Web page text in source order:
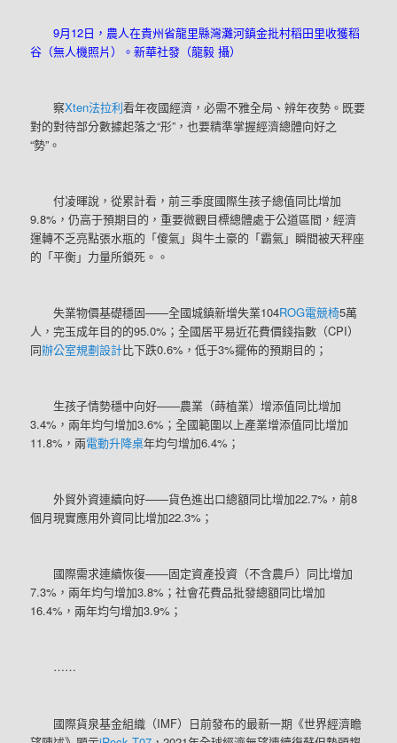
9月12日，農人在貴州省龍里縣灣灘河鎮金批村稻田里收獲稻
谷（無人機照片）。新華社發（龍毅 攝）
察Xten法拉利看年夜國經濟，必需不雅全局、辨年夜勢。既要
對的對待部分數據起落之“形”，也要精準掌握經濟總體向好之
“勢”。
付凌暉說，從累計看，前三季度國際生孩子總值同比增加
9.8%，仍高于預期目的，重要微觀目標總體處于公道區間，經濟
運轉不乏亮點張水瓶的「傻氣」與牛土豪的「霸氣」瞬間被天秤座
的「平衡」力量所鎖死。。
失業物價基礎穩固——全國城鎮新增失業104ROG電競椅5萬
人，完玉成年目的的95.0%；全國居平易近花費價錢指數（CPI）
同辦公室規劃設計比下跌0.6%，低于3%擺佈的預期目的；
生孩子情勢穩中向好——農業（蒔植業）增添值同比增加
3.4%，兩年均勻增加3.6%；全國範圍以上產業增添值同比增加
11.8%，兩電動升降桌年均勻增加6.4%；
外貿外資連續向好——貨色進出口總額同比增加22.7%，前8
個月現實應用外資同比增加22.3%；
國際需求連續恢復——固定資產投資（不含農戶）同比增加
7.3%，兩年均勻增加3.8%；社會花費品批發總額同比增加
16.4%，兩年均勻增加3.9%；
……
國際貨泉基金組織（IMF）日前發布的最新一期《世界經濟瞻